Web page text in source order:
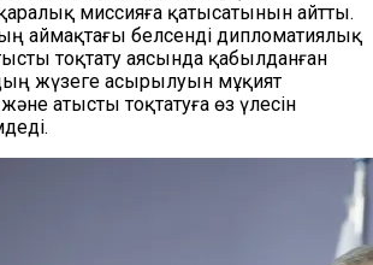
миссияға қатысатынын айтты.
аймақтағы белсенді дипломатиялық
тоқтату аясында қабылданған
жүзеге асырылуын мұқият
атысты тоқтатуға өз үлесін